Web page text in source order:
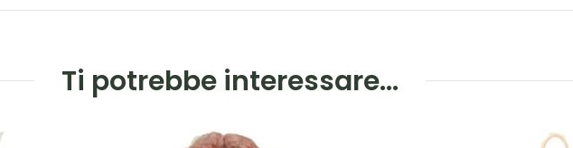
Ti potrebbe interessare…